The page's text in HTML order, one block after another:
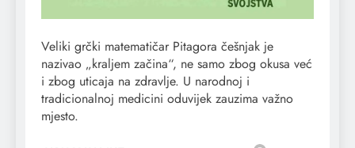
Veliki grčki matematičar Pitagora češnjak je
nazivao „kraljem začina“, ne samo zbog okusa već
i zbog uticaja na zdravlje. U narodnoj i
tradicionalnoj medicini oduvijek zauzima važno
mjesto.